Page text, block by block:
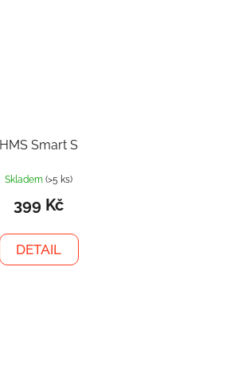
HMS Smart S
Skladem(>5 ks)
399 Kč
DETAIL